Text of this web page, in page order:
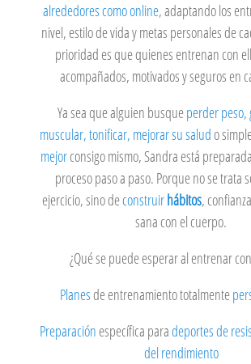
alrededores como online,adaptando los
nivel, estilo de vida y metas personales de
prioridad es que quienes entrenan con
acompañados, motivados y seguros en
Ya sea que alguien busqueperder peso,
muscular, tonificar, mejorar su saludo
mejorconsigo mismo, Sandra está
proceso paso a paso. Porque no se trata
ejercicio, sino deconstruirhábitos,
sana con el cuerpo.
¿Qué se puede esperar al entrenar
Planesde entrenamiento totalmente
Preparación específica paradeportes de
del rendimiento